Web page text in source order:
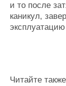
и то после
каникул,
Читайте